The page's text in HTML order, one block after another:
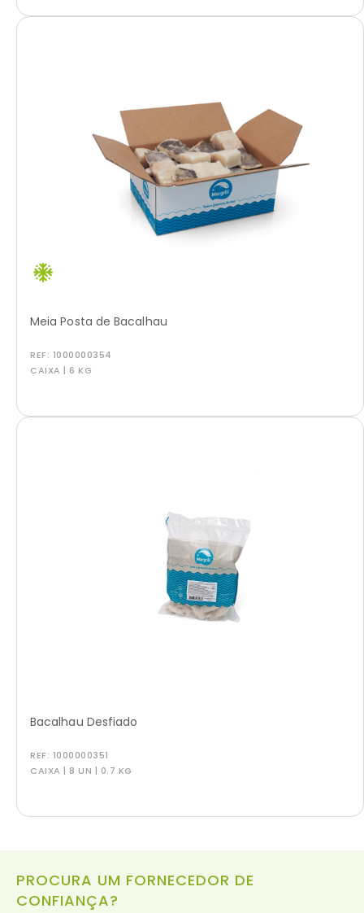
Meia Posta de Bacalhau
REF: 1000000354
CAIXA | 6 KG
Bacalhau Desfiado
REF: 1000000351
CAIXA | 8 UN | 0.7 KG
PROCURA UM FORNECEDOR DE
CONFIANÇA?